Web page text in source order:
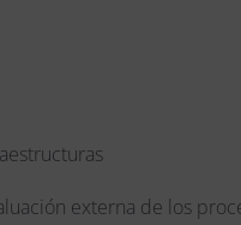
externa de los